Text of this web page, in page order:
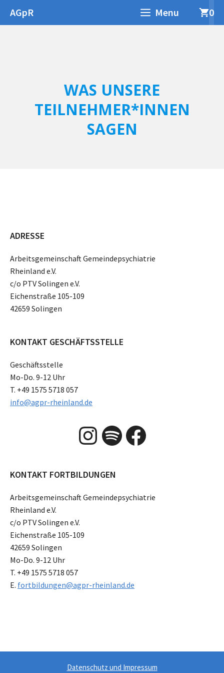
AGpR Menu 0
WAS UNSERE
TEILNEHMER*INNEN
SAGEN
ADRESSE
Arbeitsgemeinschaft Gemeindepsychiatrie
Rheinland e.V.
c/o PTV Solingen e.V.
Eichenstraße 105-109
42659 Solingen
KONTAKT GESCHÄFTSSTELLE
Geschäftsstelle
Mo-Do. 9-12 Uhr
T. +49 1575 5718 057
info@agpr-rheinland.de
Instagram Spotify Facebook
KONTAKT FORTBILDUNGEN
Arbeitsgemeinschaft Gemeindepsychiatrie
Rheinland e.V.
c/o PTV Solingen e.V.
Eichenstraße 105-109
42659 Solingen
Mo-Do. 9-12 Uhr
T. +49 1575 5718 057
E. fortbildungen@agpr-rheinland.de
Datenschutz und Impressum